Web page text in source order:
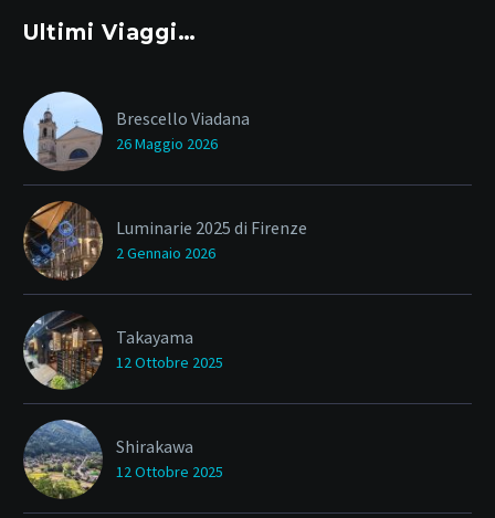
Ultimi Viaggi…
Brescello Viadana
26 Maggio 2026
Luminarie 2025 di Firenze
2 Gennaio 2026
Takayama
12 Ottobre 2025
Shirakawa
12 Ottobre 2025